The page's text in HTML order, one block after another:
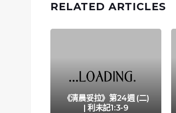
RELATED ARTICLES
《清晨妥拉》第24週 (二)
| 利未記1:3-9